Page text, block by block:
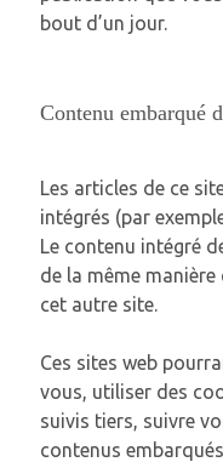
bout d’un jour.
Contenu embarqué
Les articles de ce
intégrés (par
Le contenu intégré
de la même
cet autre site.
Ces sites web
vous, utiliser des
suivis tiers, suivre
contenus